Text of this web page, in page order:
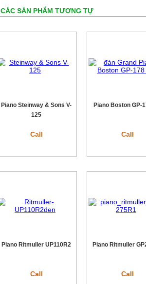
CÁC SẢN PHẨM TƯƠNG TỰ
Piano Steinway & Sons V-
125
Call
Piano Boston GP-
Call
Piano Ritmuller UP110R2
Call
Piano Ritmuller
Call